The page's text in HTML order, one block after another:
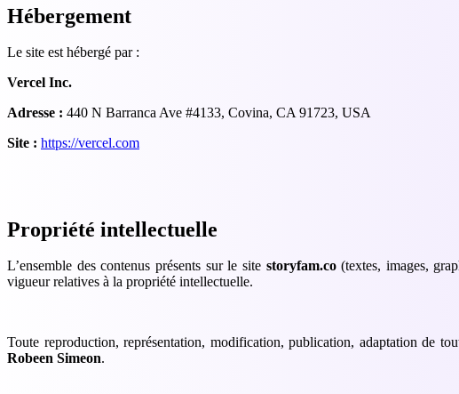
Hébergement
Le site est hébergé par :
Vercel Inc.
Adresse : 440 N Barranca Ave #4133, Covina, CA 91723, USA
Site : https://vercel.com
Propriété intellectuelle
L’ensemble des contenus présents sur le site storyfam.co(textes, images,
vigueur relatives à la propriété intellectuelle.
Toute reproduction, représentation, modification, publication, adaptation de
Robeen Simeon.